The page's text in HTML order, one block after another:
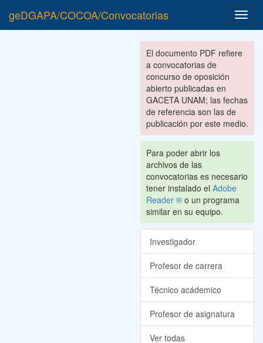
geDGAPA/COCOA/Convocatorias
El documento PDF refiere
a convocatorias de
concurso de oposición
abierto publicadas en
GACETA UNAM; las fechas
de referencia son las de
publicación por este medio.
Para poder abrir los
archivos de las
convocatorias es necesario
tener instalado el Adobe
Reader ® o un programa
similar en su equipo.
Investigador
Profesor de carrera
Técnico acádemico
Profesor de asignatura
Ver todas